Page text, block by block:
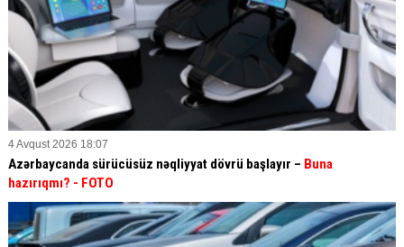
4 Avqust 2026 18:07
Azərbaycanda sürücüsüz nəqliyyat dövrü başlayır – Buna
hazırıqmı? - FOTO